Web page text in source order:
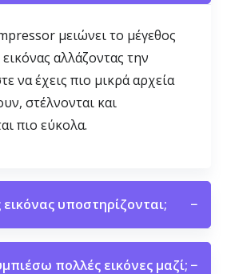
μειώνει το μέγεθος
αλλάζοντας την
να έχεις πιο μικρά αρχεία
στέλνονται και
πιο εύκολα.
υποστηρίζονται; −
πολλές εικόνες μαζί; −